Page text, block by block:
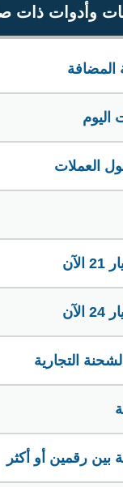
وأدوات ذات
المضافة
اليوم
العملات
بين رقمين أو أكثر